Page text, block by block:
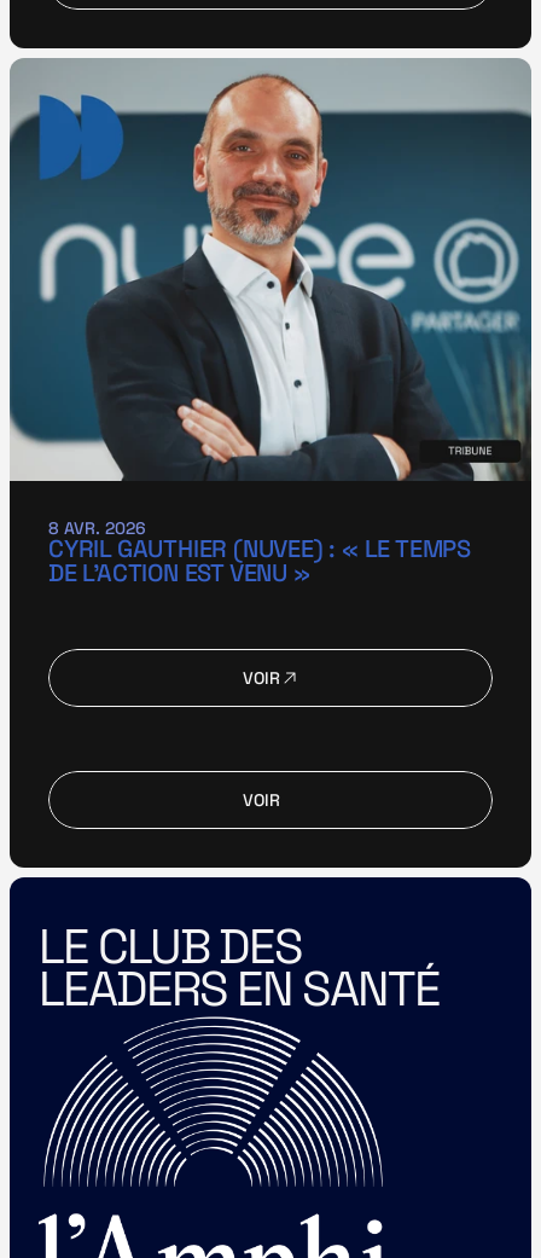
8 AVR. 2026
CYRIL GAUTHIER (NUVEE) : « LE TEMPS
DE L’ACTION EST VENU »
VOIR
VOIR
LE CLUB DES
LEADERS EN SANTÉ